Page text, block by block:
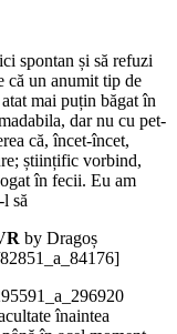
spontan și să refuzi
că un anumit tip de
mai puțin băgat în
dar nu cu pet-
că, încet-încet,
științific vorbind,
în fecii. Eu am
l să
by Dragoș
înaintea